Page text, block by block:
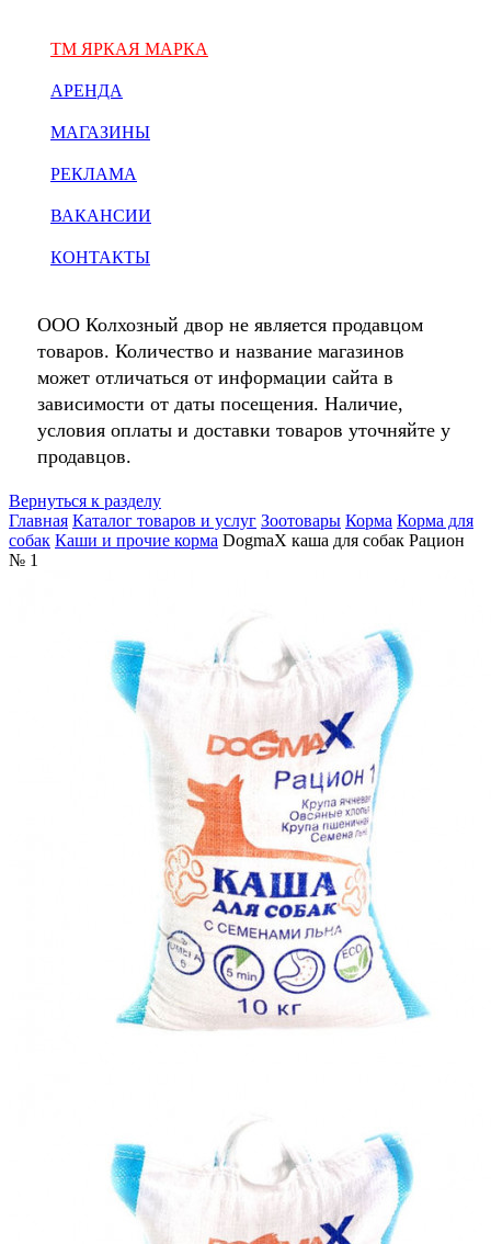
ТМ ЯРКАЯ МАРКА
АРЕНДА
МАГАЗИНЫ
РЕКЛАМА
ВАКАНСИИ
КОНТАКТЫ
ООО Колхозный двор не является продавцом
товаров. Количество и название магазинов
может отличаться от информации сайта в
зависимости от даты посещения. Наличие,
условия оплаты и доставки товаров уточняйте у
продавцов.
Вернуться к разделу
Главная Каталог товаров и услуг Зоотовары Корма Корма для
собак Каши и прочие корма DogmaX каша для собак Рацион
№ 1